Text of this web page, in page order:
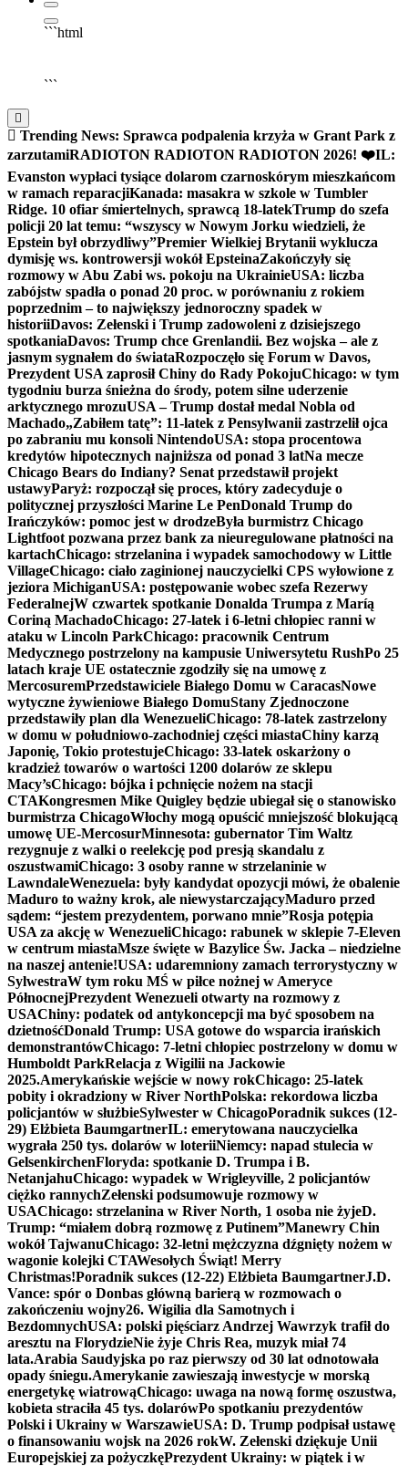
```html
```
Trending News: Sprawca podpalenia krzyża w Grant Park z
zarzutamiRADIOTON RADIOTON RADIOTON 2026! ❤️IL:
Evanston wypłaci tysiące dolarom czarnoskórym mieszkańcom
w ramach reparacjiKanada: masakra w szkole w Tumbler
Ridge. 10 ofiar śmiertelnych, sprawcą 18-latekTrump do szefa
policji 20 lat temu: “wszyscy w Nowym Jorku wiedzieli, że
Epstein był obrzydliwy”Premier Wielkiej Brytanii wyklucza
dymisję ws. kontrowersji wokół EpsteinaZakończyły się
rozmowy w Abu Zabi ws. pokoju na UkrainieUSA: liczba
zabójstw spadła o ponad 20 proc. w porównaniu z rokiem
poprzednim – to największy jednoroczny spadek w
historiiDavos: Zełenski i Trump zadowoleni z dzisiejszego
spotkaniaDavos: Trump chce Grenlandii. Bez wojska – ale z
jasnym sygnałem do świataRozpoczęło się Forum w Davos,
Prezydent USA zaprosił Chiny do Rady PokojuChicago: w tym
tygodniu burza śnieżna do środy, potem silne uderzenie
arktycznego mrozuUSA – Trump dostał medal Nobla od
Machado„Zabiłem tatę”: 11-latek z Pensylwanii zastrzelił ojca
po zabraniu mu konsoli NintendoUSA: stopa procentowa
kredytów hipotecznych najniższa od ponad 3 latNa mecze
Chicago Bears do Indiany? Senat przedstawił projekt
ustawyParyż: rozpoczął się proces, który zadecyduje o
politycznej przyszłości Marine Le PenDonald Trump do
Irańczyków: pomoc jest w drodzeByła burmistrz Chicago
Lightfoot pozwana przez bank za nieuregulowane płatności na
kartachChicago: strzelanina i wypadek samochodowy w Little
VillageChicago: ciało zaginionej nauczycielki CPS wyłowione z
jeziora MichiganUSA: postępowanie wobec szefa Rezerwy
FederalnejW czwartek spotkanie Donalda Trumpa z Maríą
Coriną MachadoChicago: 27-latek i 6-letni chłopiec ranni w
ataku w Lincoln ParkChicago: pracownik Centrum
Medycznego postrzelony na kampusie Uniwersytetu RushPo 25
latach kraje UE ostatecznie zgodziły się na umowę z
MercosuremPrzedstawiciele Białego Domu w CaracasNowe
wytyczne żywieniowe Białego DomuStany Zjednoczone
przedstawiły plan dla WenezueliChicago: 78-latek zastrzelony
w domu w południowo-zachodniej części miastaChiny karzą
Japonię, Tokio protestujeChicago: 33-latek oskarżony o
kradzież towarów o wartości 1200 dolarów ze sklepu
Macy’sChicago: bójka i pchnięcie nożem na stacji
CTAKongresmen Mike Quigley będzie ubiegał się o stanowisko
burmistrza ChicagoWłochy mogą opuścić mniejszość blokującą
umowę UE-MercosurMinnesota: gubernator Tim Waltz
rezygnuje z walki o reelekcję pod presją skandalu z
oszustwamiChicago: 3 osoby ranne w strzelaninie w
LawndaleWenezuela: były kandydat opozycji mówi, że obalenie
Maduro to ważny krok, ale niewystarczającyMaduro przed
sądem: “jestem prezydentem, porwano mnie”Rosja potępia
USA za akcję w WenezueliChicago: rabunek w sklepie 7-Eleven
w centrum miastaMsze święte w Bazylice Św. Jacka – niedzielne
na naszej antenie!USA: udaremniony zamach terrorystyczny w
SylwestraW tym roku MŚ w piłce nożnej w Ameryce
PółnocnejPrezydent Wenezueli otwarty na rozmowy z
USAChiny: podatek od antykoncepcji ma być sposobem na
dzietnośćDonald Trump: USA gotowe do wsparcia irańskich
demonstrantówChicago: 7-letni chłopiec postrzelony w domu w
Humboldt ParkRelacja z Wigilii na Jackowie
2025.Amerykańskie wejście w nowy rokChicago: 25-latek
pobity i okradziony w River NorthPolska: rekordowa liczba
policjantów w służbieSylwester w ChicagoPoradnik sukces (12-
29) Elżbieta BaumgartnerIL: emerytowana nauczycielka
wygrała 250 tys. dolarów w loteriiNiemcy: napad stulecia w
GelsenkirchenFloryda: spotkanie D. Trumpa i B.
NetanjahuChicago: wypadek w Wrigleyville, 2 policjantów
ciężko rannychZełenski podsumowuje rozmowy w
USAChicago: strzelanina w River North, 1 osoba nie żyjeD.
Trump: “miałem dobrą rozmowę z Putinem”Manewry Chin
wokół TajwanuChicago: 32-letni mężczyzna dźgnięty nożem w
wagonie kolejki CTAWesołych Świąt! Merry
Christmas!Poradnik sukces (12-22) Elżbieta BaumgartnerJ.D.
Vance: spór o Donbas główną barierą w rozmowach o
zakończeniu wojny26. Wigilia dla Samotnych i
BezdomnychUSA: polski pięściarz Andrzej Wawrzyk trafił do
aresztu na FlorydzieNie żyje Chris Rea, muzyk miał 74
lata.Arabia Saudyjska po raz pierwszy od 30 lat odnotowała
opady śniegu.Amerykanie zawieszają inwestycje w morską
energetykę wiatrowąChicago: uwaga na nową formę oszustwa,
kobieta straciła 45 tys. dolarówPo spotkaniu prezydentów
Polski i Ukrainy w WarszawieUSA: D. Trump podpisał ustawę
o finansowaniu wojsk na 2026 rokW. Zełenski dziękuje Unii
Europejskiej za pożyczkęPrezydent Ukrainy: w piątek i w